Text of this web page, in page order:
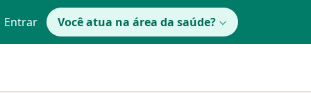
Entrar Você atua na área da saúde?